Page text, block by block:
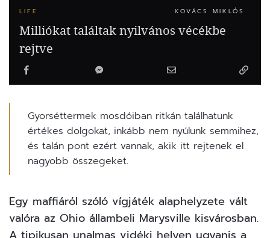
LIFE KOVÁCS MIKLÓS
Milliókat találtak nyilvános vécékbe
rejtve
Gyorséttermek mosdóiban ritkán találhatunk
értékes dolgokat, inkább nem nyúlunk semmihez,
és talán pont ezért vannak, akik itt rejtenek el
nagyobb összegeket.
Egy maffiáról szóló vígjáték alaphelyzete vált
valóra az Ohio állambeli Marysville kisvárosban.